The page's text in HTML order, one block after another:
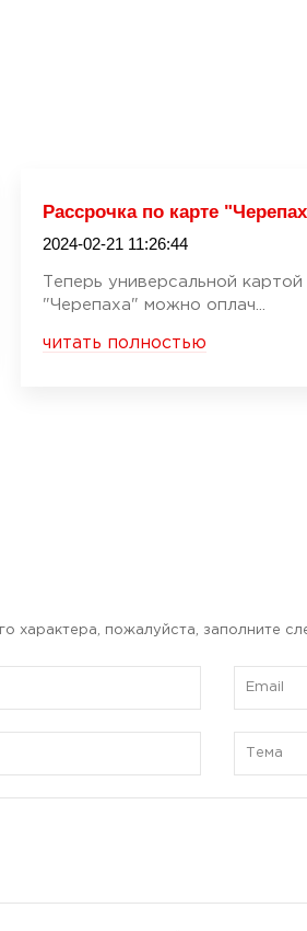
Рассрочка по карте
2024-02-21 11:26:44
Теперь универсальной картой
"Черепаха" можно оплач...
читать полностью
характера, пожалуйста, заполните